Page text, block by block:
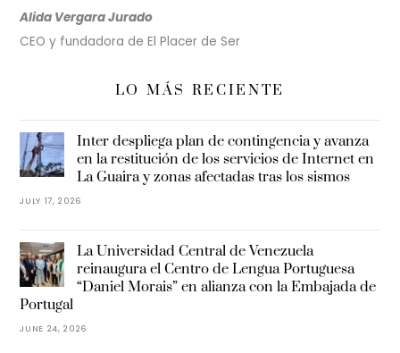
Alida Vergara Jurado
CEO y fundadora de El Placer de Ser
LO MÁS RECIENTE
Inter despliega plan de contingencia y avanza
en la restitución de los servicios de Internet en
La Guaira y zonas afectadas tras los sismos
JULY 17, 2026
La Universidad Central de Venezuela
reinaugura el Centro de Lengua Portuguesa
“Daniel Morais” en alianza con la Embajada de
Portugal
JUNE 24, 2026